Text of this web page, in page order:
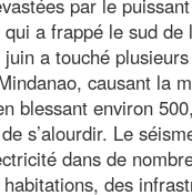
par le
a frappé le sud de
a touché
causant la
blessant environ
s’alourdir. Le
dans de
des